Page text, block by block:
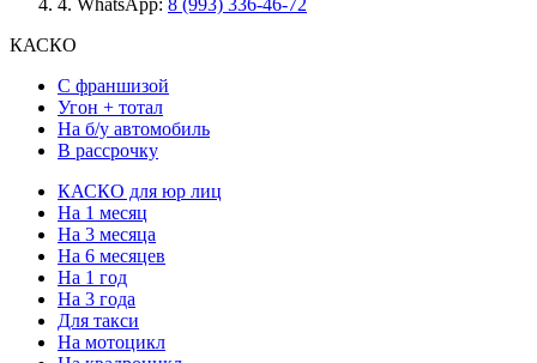
КАСКО
С франшизой
Угон + тотал
На б/у автомобиль
В рассрочку
КАСКО для юр лиц
На 1 месяц
На 3 месяца
На 6 месяцев
На 1 год
На 3 года
Для такси
На мотоцикл